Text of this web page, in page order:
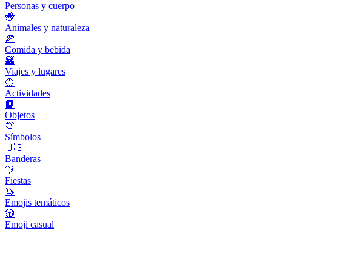
Personas y cuerpo
🐝
Animales y naturaleza
🍕
Comida y bebida
🌇
Viajes y lugares
🥎
Actividades
📙
Objetos
💯
Símbolos
🇺🇸
Banderas
🎊
Fiestas
🦄
Emojis temáticos
🎲
Emoji casual